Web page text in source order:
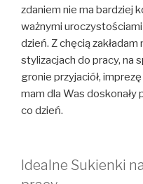
zdaniem nie ma bardziej
ważnymi
dzień. Z chęcią zakładam
stylizacjach do pracy, na
gronie przyjaciół,
mam dla Was doskonały
co dzień.
Idealne Sukienki